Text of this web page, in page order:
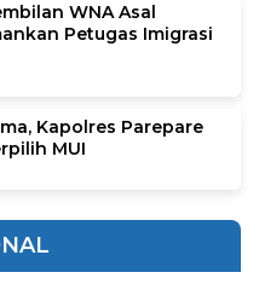
WNA Asal
Petugas Imigrasi
Kapolres Parepare
MUI